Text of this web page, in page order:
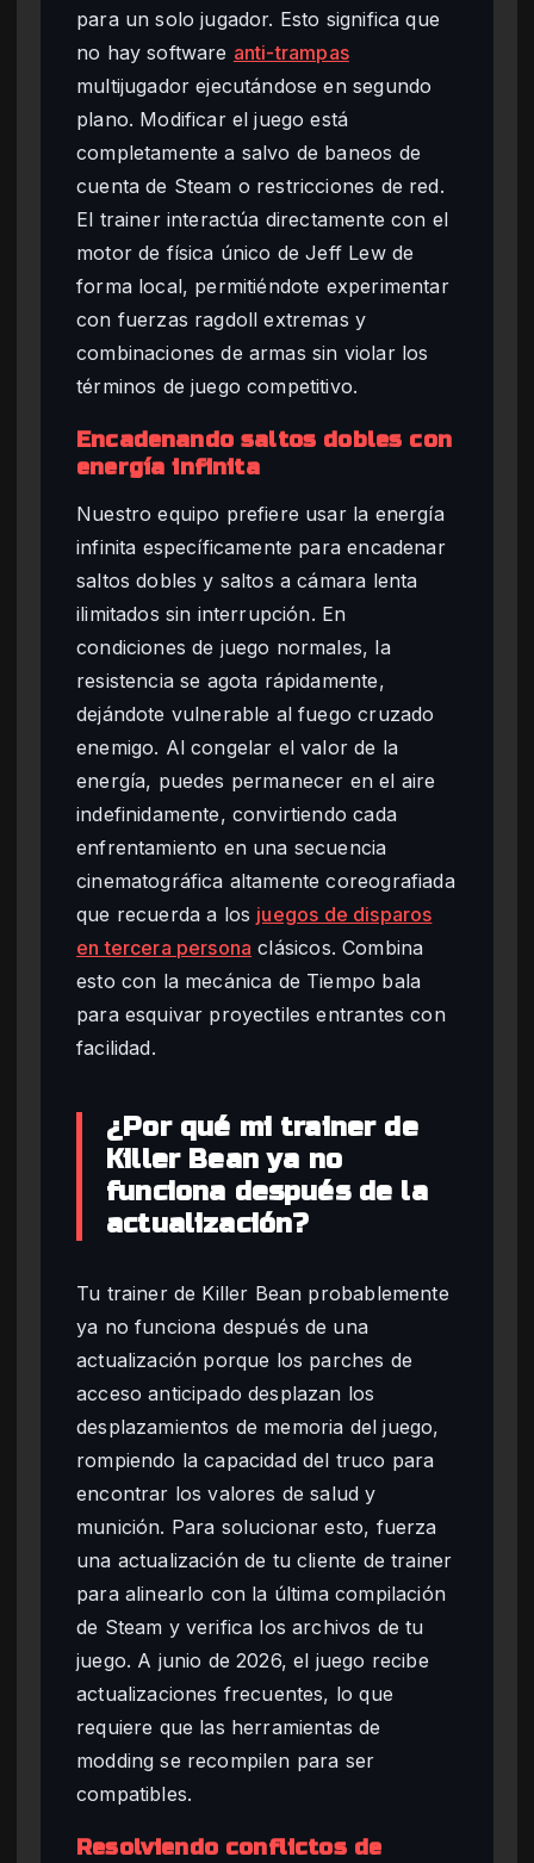
para un solo jugador. Esto significa que
no hay software anti-trampas
multijugador ejecutándose en segundo
plano. Modificar el juego está
completamente a salvo de baneos de
cuenta de Steam o restricciones de red.
El trainer interactúa directamente con el
motor de física único de Jeff Lew de
forma local, permitiéndote experimentar
con fuerzas ragdoll extremas y
combinaciones de armas sin violar los
términos de juego competitivo.
Encadenando saltos dobles con
energía infinita
Nuestro equipo prefiere usar la energía
infinita específicamente para encadenar
saltos dobles y saltos a cámara lenta
ilimitados sin interrupción. En
condiciones de juego normales, la
resistencia se agota rápidamente,
dejándote vulnerable al fuego cruzado
enemigo. Al congelar el valor de la
energía, puedes permanecer en el aire
indefinidamente, convirtiendo cada
enfrentamiento en una secuencia
cinematográfica altamente coreografiada
que recuerda a los juegos de disparos
en tercera persona clásicos. Combina
esto con la mecánica de Tiempo bala
para esquivar proyectiles entrantes con
facilidad.
¿Por qué mi trainer de
Killer Bean ya no
funciona después de la
actualización?
Tu trainer de Killer Bean probablemente
ya no funciona después de una
actualización porque los parches de
acceso anticipado desplazan los
desplazamientos de memoria del juego,
rompiendo la capacidad del truco para
encontrar los valores de salud y
munición. Para solucionar esto, fuerza
una actualización de tu cliente de trainer
para alinearlo con la última compilación
de Steam y verifica los archivos de tu
juego. A junio de 2026, el juego recibe
actualizaciones frecuentes, lo que
requiere que las herramientas de
modding se recompilen para ser
compatibles.
Resolviendo conflictos de